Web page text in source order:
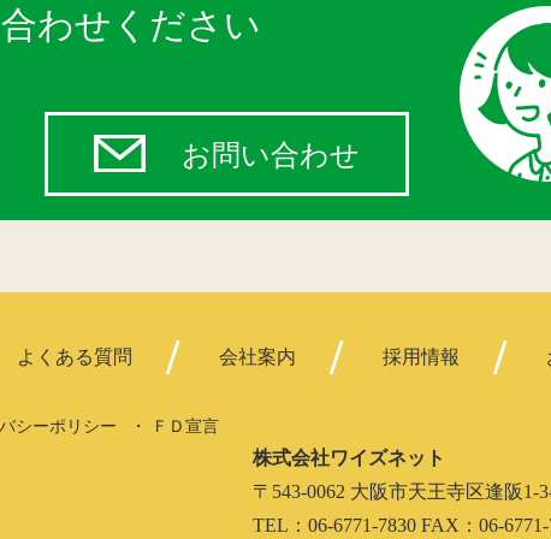
わせください
お問い合わせ
よくある質問 会社案内 採用情報
シーポリシー ＦＤ宣言
株式会社ワイズネット
〒543-0062 大阪市天王寺区逢
TEL：06-6771-7830 FAX：06-6771-